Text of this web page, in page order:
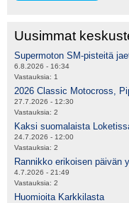
Uusimmat
Supermoton SM-pisteitä
6.8.2026 - 16:34
Vastauksia: 1
2026 Classic Motocross,
27.7.2026 - 12:30
Vastauksia: 2
Kaksi suomalaista
24.7.2026 - 12:00
Vastauksia: 2
Rannikko erikoisen päivän
4.7.2026 - 21:49
Vastauksia: 2
Huomioita Karkkilasta